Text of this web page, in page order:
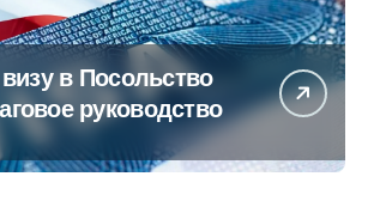
в Посольство
руководство